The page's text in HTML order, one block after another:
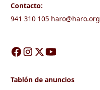
Contacto:
941 310 105 haro@haro.org
Tablón de anuncios